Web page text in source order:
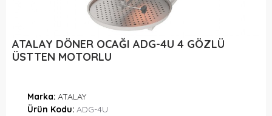
ATALAY DÖNER OCAĞI ADG-4U 4 GÖZLÜ
ÜSTTEN MOTORLU
Marka: ATALAY
Ürün Kodu: ADG-4U